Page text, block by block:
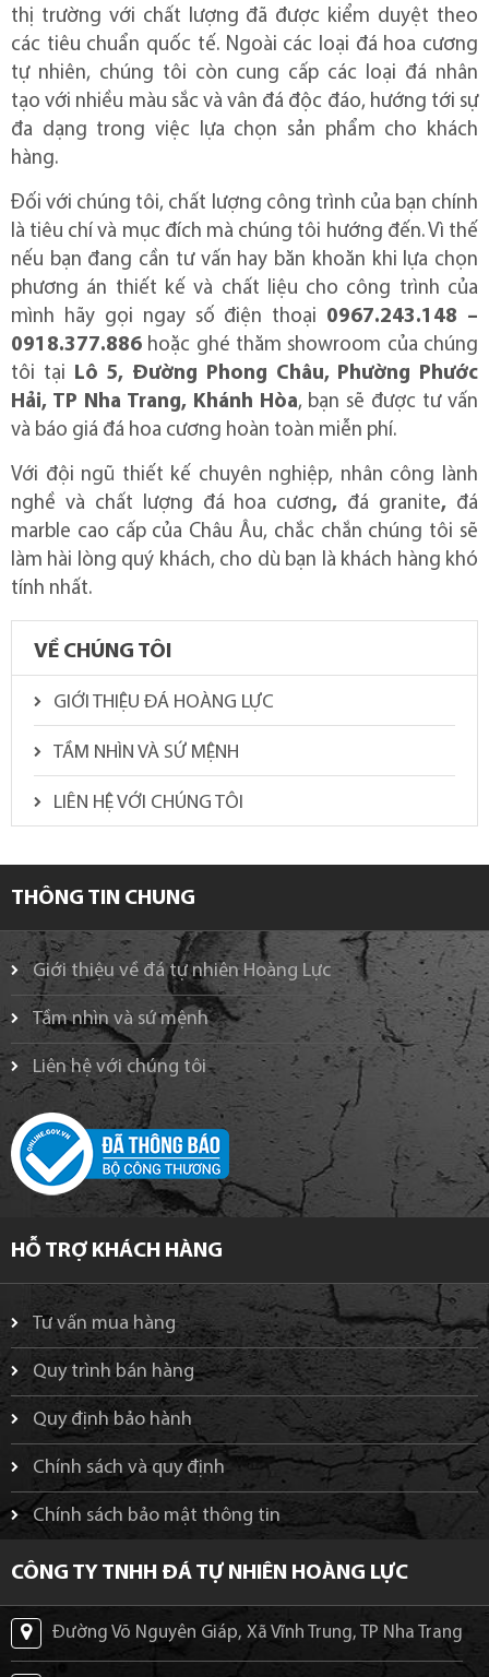
thị trường với chất lượng đã được kiểm duyệt theo
các tiêu chuẩn quốc tế. Ngoài các loại đá hoa cương
tự nhiên, chúng tôi còn cung cấp các loại đá nhân
tạo với nhiều màu sắc và vân đá độc đáo, hướng tới sự
đa dạng trong việc lựa chọn sản phẩm cho khách
hàng.
Đối với chúng tôi, chất lượng công trình của bạn chính
là tiêu chí và mục đích mà chúng tôi hướng đến. Vì thế
nếu bạn đang cần tư vấn hay băn khoăn khi lựa chọn
phương án thiết kế và chất liệu cho công trình của
mình hãy gọi ngay số điện thoại 0967.243.148 –
0918.377.886 hoặc ghé thăm showroom của chúng
tôi tại Lô 5, Đường Phong Châu, Phường Phước
Hải, TP Nha Trang, Khánh Hòa, bạn sẽ được tư vấn
và báo giá đá hoa cương hoàn toàn miễn phí.
Với đội ngũ thiết kế chuyên nghiệp, nhân công lành
nghề và chất lượng đá hoa cương, đá granite, đá
marble cao cấp của Châu Âu, chắc chắn chúng tôi sẽ
làm hài lòng quý khách, cho dù bạn là khách hàng khó
tính nhất.
VỀ CHÚNG TÔI
GIỚI THIỆU ĐÁ HOÀNG LỰC
TẦM NHÌN VÀ SỨ MỆNH
LIÊN HỆ VỚI CHÚNG TÔI
THÔNG TIN CHUNG
Giới thiệu về đá tự nhiên Hoàng Lực
Tầm nhìn và sứ mệnh
Liên hệ với chúng tôi
HỖ TRỢ KHÁCH HÀNG
Tư vấn mua hàng
Quy trình bán hàng
Quy định bảo hành
Chính sách và quy định
Chính sách bảo mật thông tin
CÔNG TY TNHH ĐÁ TỰ NHIÊN HOÀNG LỰC
Đường Võ Nguyên Giáp, Xã Vĩnh Trung, TP Nha Trang